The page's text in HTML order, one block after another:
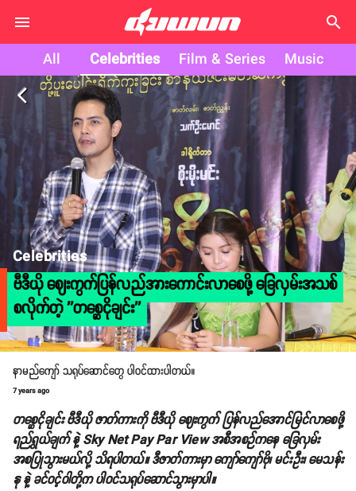
search
All Celebrities Film & Series Music
arrow_back_ios
Celebrities
ဗီဒီယို ဈေးကွက်ပြန်လည်အားကောင်းလာစေဖို့ ခြေလှမ်းအသစ်
စလိုက်တဲ့ ''တစ္ဆေငိုချင်း''
နာမည်ကျော် သရုပ်ဆောင်တွေ ပါဝင်ထားပါတယ်။
7 years ago
တစ္ဆေငိုချင်း ဗီဒီယို ဇာတ်ကားကို ဗီဒီယို ဈေးကွက် ပြန်လည်အောင်မြင်လာစေဖို့
ရည်ရွယ်ချက် နဲ့ Sky Net Pay Par View အစီအစဉ်ကနေ ခြေလှမ်း
အစပြုသွားမယ်လို့ သိရပါတယ်။ ဒီဇာတ်ကားမှာ ကျော်ကျော်ဗို၊ မင်းဦး၊ မေသန်း
နု နဲ့ ခင်ဝင့်ဝါတို့က ပါဝင်သရုပ်ဆောင်သွားမှာပါ။